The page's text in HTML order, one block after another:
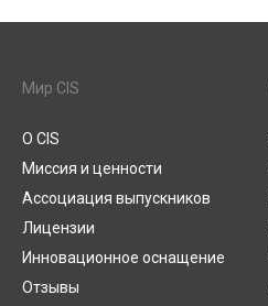
Мир CIS
О CIS
Миссия и ценности
Ассоциация выпускников
Лицензии
Инновационное оснащение
Отзывы